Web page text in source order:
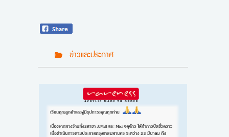
ข่าวและประกาศ